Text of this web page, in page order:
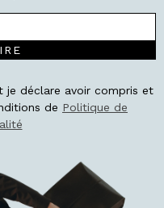
déclare avoir compris et
de Politique de